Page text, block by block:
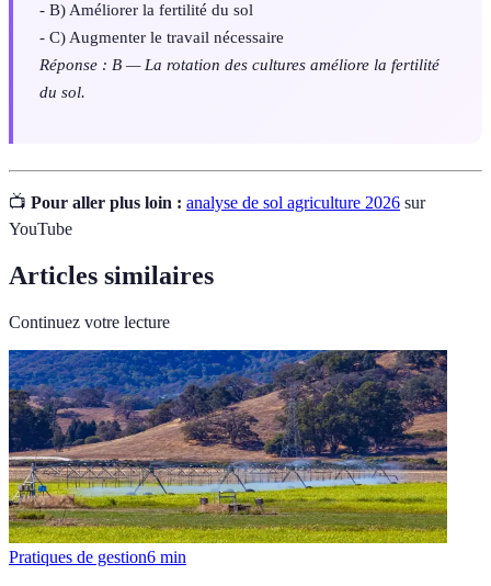
- B) Améliorer la fertilité du sol
- C) Augmenter le travail nécessaire
Réponse : B — La rotation des cultures améliore la fertilité
du sol.
📺 Pour aller plus loin : analyse de sol agriculture 2026 sur
YouTube
Articles similaires
Continuez votre lecture
Pratiques de gestion6 min